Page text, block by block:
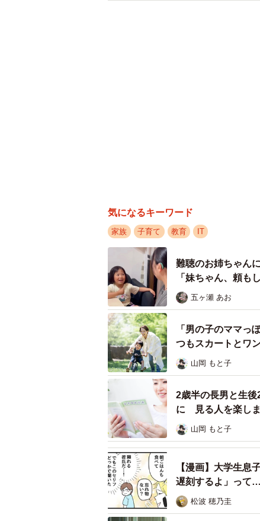
気になるキーワード
家族 子育て 教育 IT
難聴のお姉ちゃん
「妹ちゃん、頼も
五ヶ瀬 あお
「男の子のママ
つもスカートとワ
山岡 もと子
2歳半の長男と生
に 見る人を楽しま
山岡 もと子
【漫画】大学生息
遅刻するよ」って
松波 穂乃圭